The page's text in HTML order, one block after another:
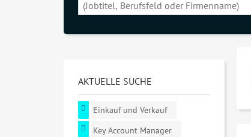
AKTUELLE SUCHE
Einkauf und Verkauf
Key Account Manager